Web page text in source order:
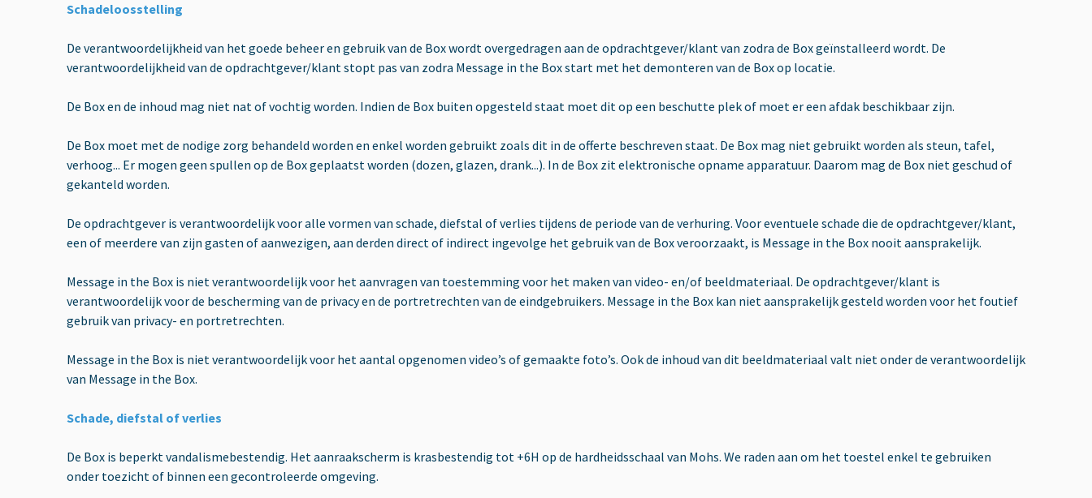
Schadeloosstelling
De verantwoordelijkheid van het goede beheer en gebruik van de Box wordt overgedragen aan de opdrachtgever/klant van zodra de Box geïnstalleerd wordt. De
verantwoordelijkheid van de opdrachtgever/klant stopt pas van zodra Message in the Box start met het demonteren van de Box op locatie.
De Box en de inhoud mag niet nat of vochtig worden. Indien de Box buiten opgesteld staat moet dit op een beschutte plek of moet er een afdak beschikbaar zijn.
De Box moet met de nodige zorg behandeld worden en enkel worden gebruikt zoals dit in de offerte beschreven staat. De Box mag niet gebruikt worden als steun, tafel,
verhoog... Er mogen geen spullen op de Box geplaatst worden (dozen, glazen, drank...). In de Box zit elektronische opname apparatuur. Daarom mag de Box niet geschud of
gekanteld worden.
De opdrachtgever is verantwoordelijk voor alle vormen van schade, diefstal of verlies tijdens de periode van de verhuring. Voor eventuele schade die de opdrachtgever/klant,
een of meerdere van zijn gasten of aanwezigen, aan derden direct of indirect ingevolge het gebruik van de Box veroorzaakt, is Message in the Box nooit aansprakelijk.
Message in the Box is niet verantwoordelijk voor het aanvragen van toestemming voor het maken van video- en/of beeldmateriaal. De opdrachtgever/klant is
verantwoordelijk voor de bescherming van de privacy en de portretrechten van de eindgebruikers. Message in the Box kan niet aansprakelijk gesteld worden voor het foutief
gebruik van privacy- en portretrechten.
Message in the Box is niet verantwoordelijk voor het aantal opgenomen video’s of gemaakte foto’s. Ook de inhoud van dit beeldmateriaal valt niet onder de verantwoordelijk
van Message in the Box.
Schade, diefstal of verlies
De Box is beperkt vandalismebestendig. Het aanraakscherm is krasbestendig tot +6H op de hardheidsschaal van Mohs. We raden aan om het toestel enkel te gebruiken
onder toezicht of binnen een gecontroleerde omgeving.